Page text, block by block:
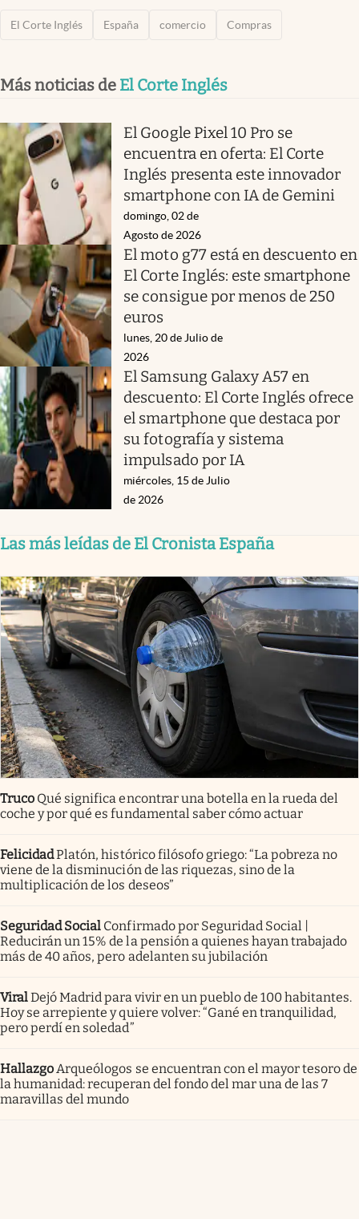
El Corte Inglés España comercio Compras
Más noticias de El Corte Inglés
El Google Pixel 10 Pro se
encuentra en oferta: El Corte
Inglés presenta este innovador
smartphone con IA de Gemini
domingo, 02 de
Agosto de 2026
El moto g77 está en descuento en
El Corte Inglés: este smartphone
se consigue por menos de 250
euros
lunes, 20 de Julio de
2026
El Samsung Galaxy A57 en
descuento: El Corte Inglés ofrece
el smartphone que destaca por
su fotografía y sistema
impulsado por IA
miércoles, 15 de Julio
de 2026
Las más leídas de El Cronista España
Truco Qué significa encontrar una botella en la rueda del
coche y por qué es fundamental saber cómo actuar
FelicidadPlatón, histórico filósofo griego: “La pobreza no
viene de la disminución de las riquezas, sino de la
multiplicación de los deseos”
Seguridad Social Confirmado por Seguridad Social |
Reducirán un 15% de la pensión a quienes hayan trabajado
más de 40 años, pero adelanten su jubilación
ViralDejó Madrid para vivir en un pueblo de 100 habitantes.
Hoy se arrepiente y quiere volver: “Gané en tranquilidad,
pero perdí en soledad”
Hallazgo Arqueólogos se encuentran con el mayor tesoro de
la humanidad: recuperan del fondo del mar una de las 7
maravillas del mundo